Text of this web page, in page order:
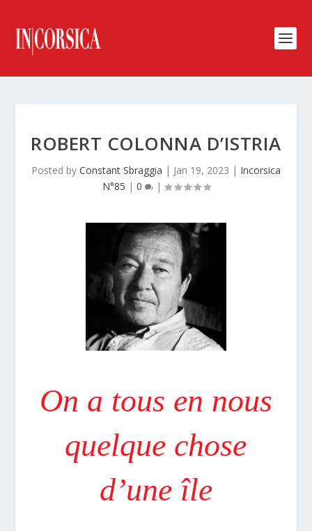
ROBERT COLONNA D’ISTRIA
Posted by Constant Sbraggia | Jan 19, 2023 | Incorsica
N°85 | 0 |
On a tous en nous
quelque chose
d’une île